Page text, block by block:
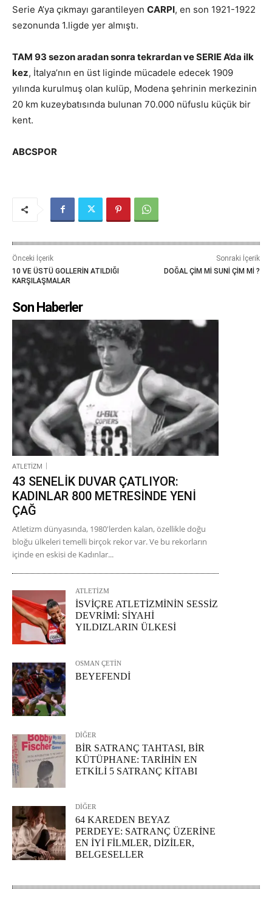
Serie A’ya çıkmayı garantileyen CARPI, en son 1921-1922
sezonunda 1.ligde yer almıştı.
TAM 93 sezon aradan sonra tekrardan ve SERIE A’da ilk
kez, İtalya’nın en üst liginde mücadele edecek 1909
yılında kurulmuş olan kulüp, Modena şehrinin merkezinin
20 km kuzeybatısında bulunan 70.000 nüfuslu küçük bir
kent.
ABCSPOR
Önceki İçerik
10 VE ÜSTÜ GOLLERİN ATILDIĞI
KARŞILAŞMALAR
Sonraki İçerik
DOĞAL ÇİM Mİ SUNİ ÇİM Mİ ?
Son Haberler
ATLETİZM
43 SENELİK DUVAR ÇATLIYOR:
KADINLAR 800 METRESİNDE YENİ
ÇAĞ
Atletizm dünyasında, 1980'lerden kalan, özellikle doğu
bloğu ülkeleri temelli birçok rekor var. Ve bu rekorların
içinde en eskisi de Kadınlar...
ATLETİZM
İSVİÇRE ATLETİZMİNİN SESSİZ
DEVRİMİ: SİYAHİ
YILDIZLARIN ÜLKESİ
OSMAN ÇETİN
BEYEFENDİ
DİĞER
BİR SATRANÇ TAHTASI, BİR
KÜTÜPHANE: TARİHİN EN
ETKİLİ 5 SATRANÇ KİTABI
DİĞER
64 KAREDEN BEYAZ
PERDEYE: SATRANÇ ÜZERİNE
EN İYİ FİLMLER, DİZİLER,
BELGESELLER